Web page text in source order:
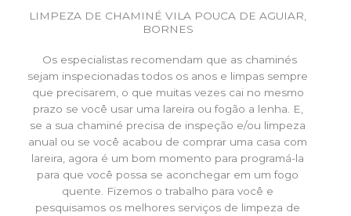
LIMPEZA DE CHAMINÉ VILA POUCA DE AGUIAR,
BORNES
Os especialistas recomendam que as chaminés
sejam inspecionadas todos os anos e limpas sempre
que precisarem, o que muitas vezes cai no mesmo
prazo se você usar uma lareira ou fogão a lenha. E,
se a sua chaminé precisa de inspeção e/ou limpeza
anual ou se você acabou de comprar uma casa com
lareira, agora é um bom momento para programá-la
para que você possa se aconchegar em um fogo
quente. Fizemos o trabalho para você e
pesquisamos os melhores serviços de limpeza de